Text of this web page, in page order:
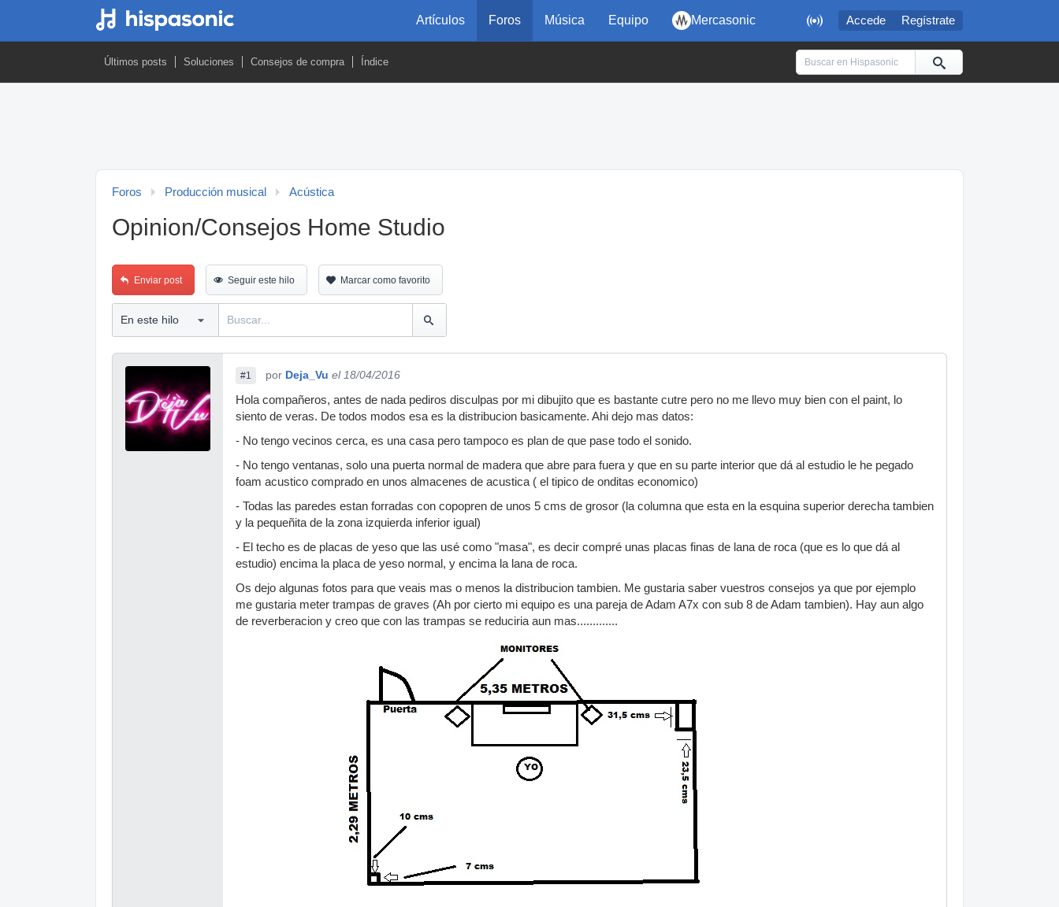
 Accede Regístrate
Artículos Foros Música Equipo Mercasonic
Últimos posts Soluciones Consejos de compra Índice
Foros Producción musical Acústica
Opinion/Consejos Home Studio
Enviar post Seguir este hilo Marcar como favorito
#1 por Deja_Vu el 18/04/2016
Hola compañeros, antes de nada pediros disculpas por mi dibujito que es bastante cutre pero no me llevo muy bien con el paint, lo
siento de veras. De todos modos esa es la distribucion basicamente. Ahi dejo mas datos:
- No tengo vecinos cerca, es una casa pero tampoco es plan de que pase todo el sonido.
- No tengo ventanas, solo una puerta normal de madera que abre para fuera y que en su parte interior que dá al estudio le he pegado
foam acustico comprado en unos almacenes de acustica ( el tipico de onditas economico)
- Todas las paredes estan forradas con copopren de unos 5 cms de grosor (la columna que esta en la esquina superior derecha tambien
y la pequeñita de la zona izquierda inferior igual)
- El techo es de placas de yeso que las usé como "masa", es decir compré unas placas finas de lana de roca (que es lo que dá al
estudio) encima la placa de yeso normal, y encima la lana de roca.
Os dejo algunas fotos para que veais mas o menos la distribucion tambien. Me gustaria saber vuestros consejos ya que por ejemplo
me gustaria meter trampas de graves (Ah por cierto mi equipo es una pareja de Adam A7x con sub 8 de Adam tambien). Hay aun algo
de reverberacion y creo que con las trampas se reduciria aun mas.............